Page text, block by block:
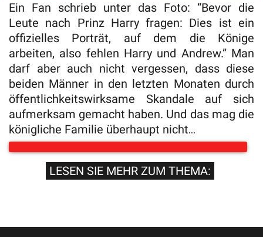
Ein Fan schrieb unter das Foto: “Bevor die
Leute nach Prinz Harry fragen: Dies ist ein
offizielles Porträt, auf dem die Könige
arbeiten, also fehlen Harry und Andrew.” Man
darf aber auch nicht vergessen, dass diese
beiden Männer in den letzten Monaten durch
öffentlichkeitswirksame Skandale auf sich
aufmerksam gemacht haben. Und das mag die
königliche Familie überhaupt nicht…
LESEN SIE MEHR ZUM THEMA: